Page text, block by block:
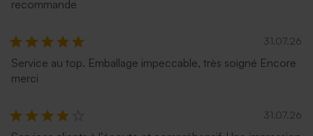
recommande
31.07.26
Service au top. Emballage impeccable, très soigné Encore
merci
31.07.26